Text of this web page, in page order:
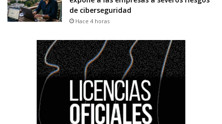
de ciberseguridad
Hace 4 horas